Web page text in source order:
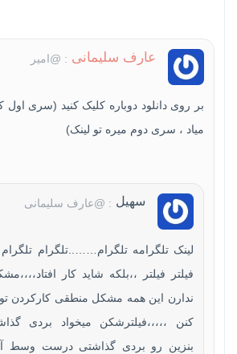
عارف سلیمانی : @امیر
بر روی دانلود دوباره کلیک کنید (سری اول
میاد ، سری دوم میره تو لینک)
سهیل : @عارف سلیمانی
لینک تلگرامه تلگرام……..تلگرام تلگرام
فیلتر فیلتر ،،بلکه شاید کار
ندارن این همه مشکل منطقی کارکردن تو
کنن ،،،،،فیلترشکن میخواد بردی
بنزین رو بردی گذاشتی درست وسط